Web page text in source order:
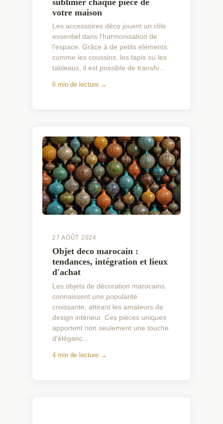
votre maison
Les accessoires déco jouent un rôle
essentiel dans l'harmonisation de
l'espace. Grâce à de petits éléments
comme les coussins, les tapis ou les
tableaux, il est possible de transfo...
6 min de lecture →
27 AOÛT 2024
Objet deco marocain :
tendances, intégration et lieux
d'achat
Les objets de décoration marocains
connaissent une popularité
croissante, attirant les amateurs de
design intérieur. Ces pièces uniques
apportent non seulement une touche
d'éléganc...
4 min de lecture →